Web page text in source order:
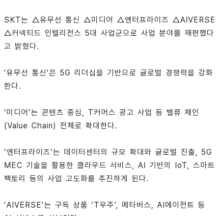
SKT는 △유무선 통신 △미디어 △엔터프라이즈 △AIVERSE
△커넥티드 인텔리전스 5대 사업군으로 사업 분야를 재편했다
고 밝혔다.
‘유무선 통신’은 5G 리더십을 기반으로 글로벌 경쟁력을 강화
한다.
‘미디어’는 콘텐츠 중심, T커머스 광고 사업 등 밸류 체인
(Value Chain) 전체로 확대한다.
‘엔터프라이즈’는 데이터센터의 규모 확대와 글로벌 진출, 5G
MEC 기술을 활용한 클라우드 서비스, AI 기반의 IoT, 스마트
팩토리 등의 사업 고도화를 추진하게 된다.
‘AIVERSE’는 구독 상품 ‘T우주’, 메타버스, AI에이전트 등